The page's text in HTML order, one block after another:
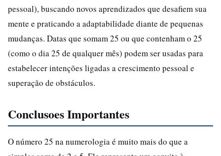
pessoal), buscando novos aprendizados que desafiem sua
mente e praticando a adaptabilidade diante de pequenas
mudanças. Datas que somam 25 ou que contenham o 25
(como o dia 25 de qualquer mês) podem ser usadas para
estabelecer intenções ligadas a crescimento pessoal e
superação de obstáculos.
Conclusoes Importantes
O número 25 na numerologia é muito mais do que a